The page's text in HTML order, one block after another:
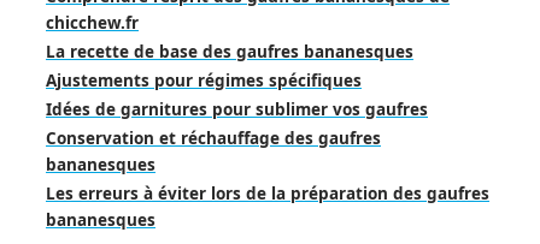
chicchew.fr
La recette de base des gaufres bananesques
Ajustements pour régimes spécifiques
Idées de garnitures pour sublimer vos gaufres
Conservation et réchauffage des gaufres
bananesques
Les erreurs à éviter lors de la préparation des gaufres
bananesques